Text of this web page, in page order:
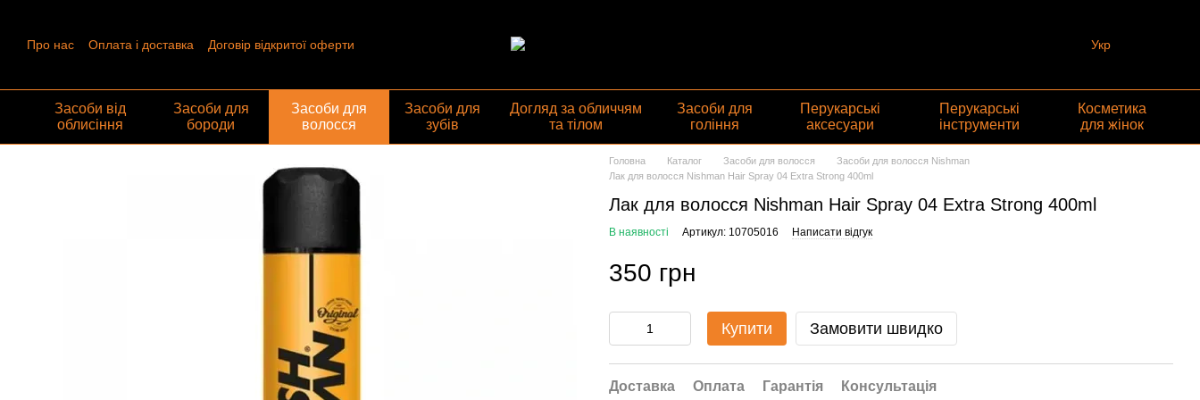
Про нас Оплата і доставка
Договір відкритої оферти
Укр
Засоби від
облисіння
Засоби для
бороди
Засоби для
волосся
Засоби для
зубів
Догляд за обличчям
та тілом
Засоби для
гоління
Перукарські
аксесуари
Перукарські
інструменти
Косметика
для жінок
Головна Каталог Засоби для волосся
Засоби для волосся Nishman
Лак для волосся Nishman Hair Spray 04 Extra Strong 400ml
Лак для волосся Nishman Hair Spray 04 Extra Strong 400ml
В наявності Артикул: 10705016 Написати відгук
350 грн
Купити Замовити швидко
Доставка Оплата Гарантія Консультація